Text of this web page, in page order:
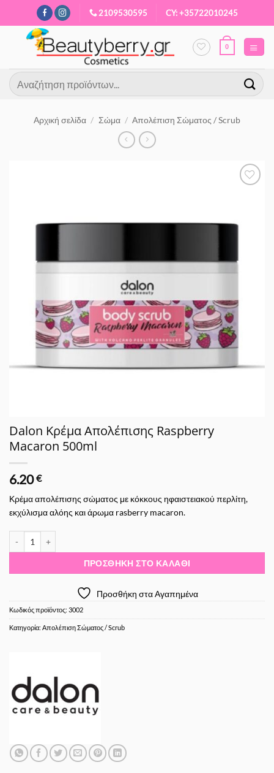
Μετάβαση
περιεχόμενο
2109530595 CY: +35722010245
0
Αναζήτηση
για:
Αρχική σελίδα / Σώμα / Απολέπιση Σώματος / Scrub
Dalon Κρέμα Απολέπισης Raspberry
Macaron 500ml
6.20€
Κρέμα απολέπισης σώματος με κόκκους ηφαιστειακού περλίτη,
εκχύλισμα αλόης και άρωμα rasberry macaron.
ΠΡΟΣΘΉΚΗ ΣΤΟ ΚΑΛΆΘΙ
Προσθήκη στα Αγαπημένα
Κωδικός προϊόντος: 3002
Κατηγορία: Απολέπιση Σώματος / Scrub